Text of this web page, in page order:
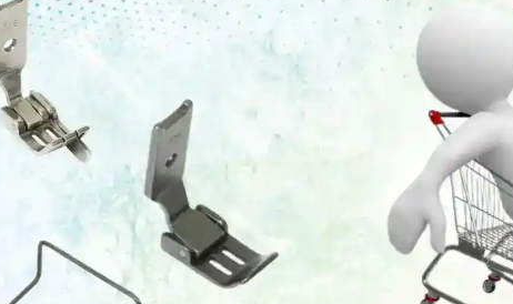
نعیم
فروش عمده لوازم خرازی در تهران و شهرستان‌ها؛ ارسال فوری و قیمت ویژه
01 تیر 1405